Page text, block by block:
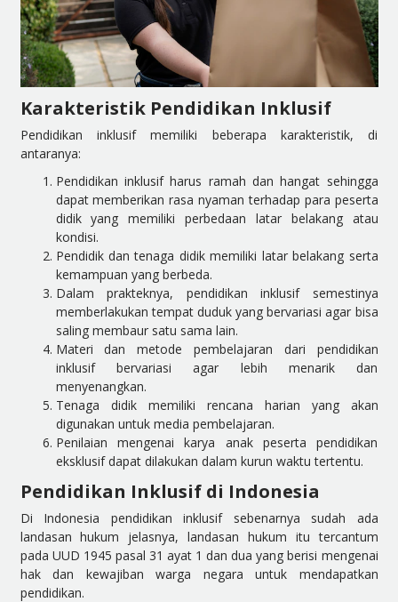
Karakteristik Pendidikan Inklusif
Pendidikan inklusif memiliki beberapa karakteristik, di
antaranya:
Pendidikan inklusif harus ramah dan hangat sehingga
dapat memberikan rasa nyaman terhadap para peserta
didik yang memiliki perbedaan latar belakang atau
kondisi.
Pendidik dan tenaga didik memiliki latar belakang serta
kemampuan yang berbeda.
Dalam prakteknya, pendidikan inklusif semestinya
memberlakukan tempat duduk yang bervariasi agar bisa
saling membaur satu sama lain.
Materi dan metode pembelajaran dari pendidikan
inklusif bervariasi agar lebih menarik dan
menyenangkan.
Tenaga didik memiliki rencana harian yang akan
digunakan untuk media pembelajaran.
Penilaian mengenai karya anak peserta pendidikan
eksklusif dapat dilakukan dalam kurun waktu tertentu.
Pendidikan Inklusif di Indonesia
Di Indonesia pendidikan inklusif sebenarnya sudah ada
landasan hukum jelasnya, landasan hukum itu tercantum
pada UUD 1945 pasal 31 ayat 1 dan dua yang berisi mengenai
hak dan kewajiban warga negara untuk mendapatkan
pendidikan.